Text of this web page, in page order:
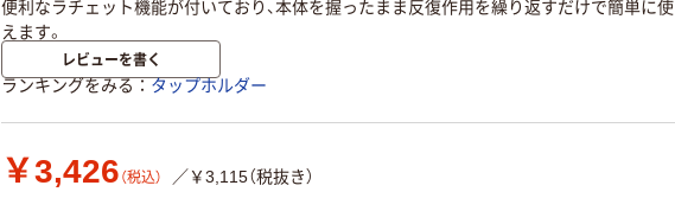
便利なラチェット機能が付いており、本体を握ったまま反復作用を繰り返すだけで簡単に使
えます。
レビューを書く
ランキングをみる タップホルダー
￥3,426 （税込） ／￥3,115（税抜き）